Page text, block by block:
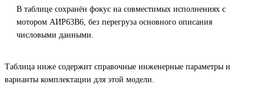
В таблице сохранён фокус на совместимых исполнениях с
мотором АИР63B6, без перегруза основного описания
числовыми данными.
Таблица ниже содержит справочные инженерные параметры и
варианты комплектации для этой модели.